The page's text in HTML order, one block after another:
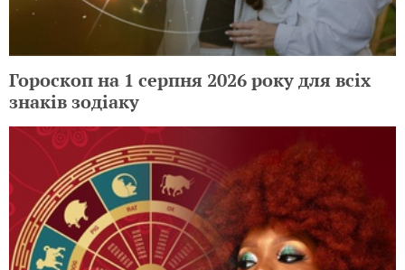
Гороскоп на 1 серпня 2026 року для всіх
знаків зодіаку